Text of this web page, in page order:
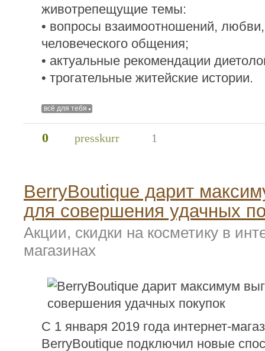
животрепещущие темы:
• вопросы взаимоотношений,
человеческого общения;
• актуальные рекомендации
• трогательные житейские истории.
всё для тебя
0 presskurr 1
BerryBoutique дарит
для совершения удачных
Акции, скидки на косметику в
магазинах
С 1 января 2019 года интернет-
BerryBoutique подключил новые